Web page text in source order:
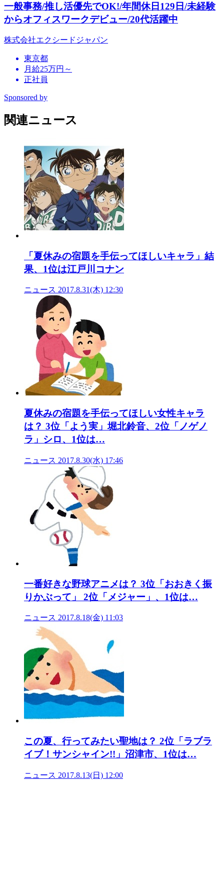
一般事務/推し活優先でOK!/年間休日129日/未経験
からオフィスワークデビュー/20代活躍中
株式会社エクシードジャパン
東京都
月給25万円～
正社員
Sponsored by
関連ニュース
「夏休みの宿題を手伝ってほしいキャラ」結
果、1位は江戸川コナン
ニュース 2017.8.31(木) 12:30
夏休みの宿題を手伝ってほしい女性キャラ
は？ 3位「よう実」堀北鈴音、2位「ノゲノ
ラ」シロ、1位は…
ニュース 2017.8.30(水) 17:46
一番好きな野球アニメは？ 3位「おおきく振
りかぶって」 2位「メジャー」、1位は…
ニュース 2017.8.18(金) 11:03
この夏、行ってみたい聖地は？ 2位「ラブラ
イブ！サンシャイン!!」沼津市、1位は…
ニュース 2017.8.13(日) 12:00